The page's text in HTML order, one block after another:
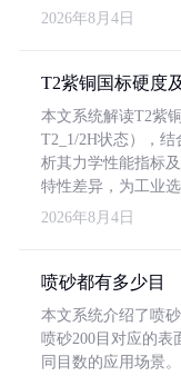
2026年8月4日
T2紫铜国标硬度
本文系统解读T2紫
T2_1/2H状态），结
析其力学性能指标
特性差异，为工业选
2026年8月4日
喷砂都有多少目
本文系统介绍了喷
喷砂200目对应的表
同目数的应用场景